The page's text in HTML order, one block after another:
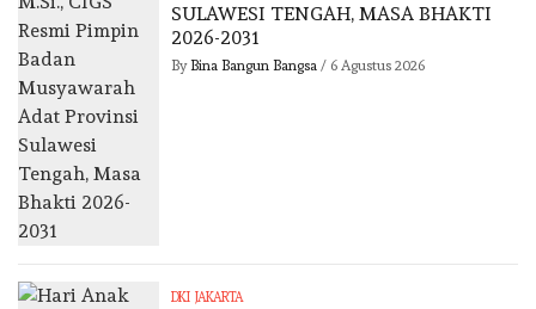
SULAWESI TENGAH, MASA BHAKTI
2026-2031
By Bina Bangun Bangsa/ 6 Agustus 2026
DKI JAKARTA